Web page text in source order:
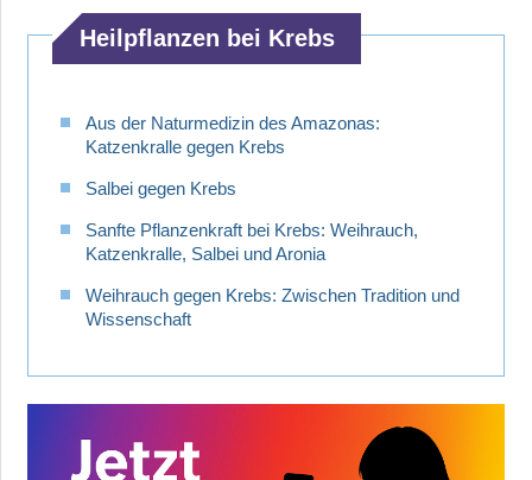
Heilpflanzen bei Krebs
Aus der Naturmedizin des Amazonas:
Katzenkralle gegen Krebs
Salbei gegen Krebs
Sanfte Pflanzenkraft bei Krebs: Weihrauch,
Katzenkralle, Salbei und Aronia
Weihrauch gegen Krebs: Zwischen Tradition und
Wissenschaft